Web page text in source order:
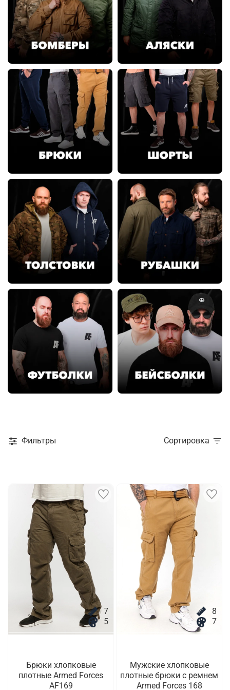
Фильтры Сортировка
7
5
Брюки хлопковые
плотные Armed Forces
AF169
8
7
Мужские хлопковые
плотные брюки с ремнем
Armed Forces 168